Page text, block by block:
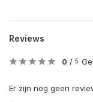
Reviews
0 / 5
Er zijn nog geen